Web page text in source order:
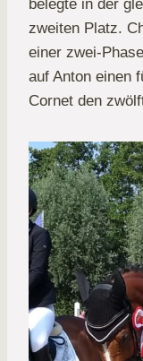
belegte in der
zweiten Platz.
einer zwei-
auf Anton einen
Cornet den